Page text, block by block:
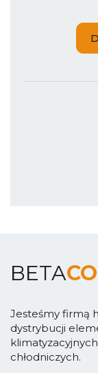
BETACO
Jesteśmy firmą
dystrybucji
chłodniczych.